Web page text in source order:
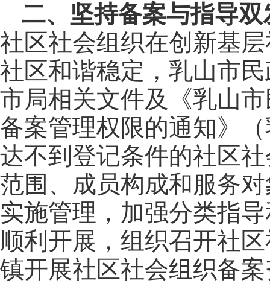
二、坚持备案与指导双
社区社会组织在创新基
社区和谐稳定， 乳山市
市局相关文件及《乳山
备案管理权限的通知》
达不到登记条件的社区
范围、成员构成和服务
实施管理，加强分类指
顺利开展，组织召开社
镇开展社区社会组织备